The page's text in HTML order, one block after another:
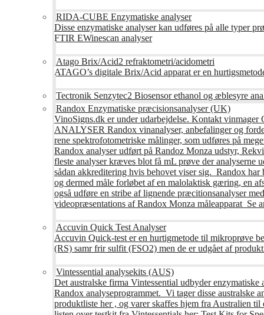
RIDA-CUBE Enzymatiske analyser
Disse enzymatiske analyser kan udføres på alle typer
FTIR EWinescan analyser
Atago Brix/Acid2 refraktometri/acidometri
ATAGO’s digitale Brix/Acid apparat er en
Tectronik Senzytec2 Biosensor ethanol og æblesyre
Randox Enzymatiske præcisionsanalyser (UK)
VinoSigns.dk er under udarbejdelse. Kontakt
ANALYSER Randox vinanalyser, anbefalinger og
rene spektrofotometriske målinger, som udføres på
Randox analyser udført på Randoz Monza udstyr,
fleste analyser kræves blot få mL prøve der analyserne
sådan akkreditering hvis behovet viser sig. Randox
og dermed måle forløbet af en malolaktisk gæring, en
også udføre en stribe af lignende præcitionsanalyser
videopræsentations af Randox Monza måleapparat
Accuvin Quick Test Analyser
Accuvin Quick-test er en hurtigmetode til mikroprøve
(RS) samr frir sulfit (FSO2) men de er udgået af
Vintessential analysekits (AUS)
Det australske firma Vintessential udbyder
Randox analyseprogrammet. Vi tager disse australske
produktliste her , og varer skaffes hjem fra Australien